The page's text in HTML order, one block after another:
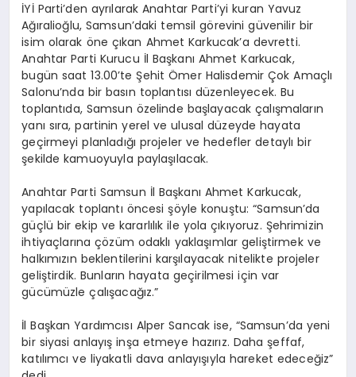
İYİ Parti’den ayrılarak Anahtar Parti’yi kuran Yavuz
Ağıralioğlu, Samsun’daki temsil görevini güvenilir bir
isim olarak öne çıkan Ahmet Karkucak’a devretti.
Anahtar Parti Kurucu İl Başkanı Ahmet Karkucak,
bugün saat 13.00’te Şehit Ömer Halisdemir Çok Amaçlı
Salonu’nda bir basın toplantısı düzenleyecek. Bu
toplantıda, Samsun özelinde başlayacak çalışmaların
yanı sıra, partinin yerel ve ulusal düzeyde hayata
geçirmeyi planladığı projeler ve hedefler detaylı bir
şekilde kamuoyuyla paylaşılacak.
Anahtar Parti Samsun İl Başkanı Ahmet Karkucak,
yapılacak toplantı öncesi şöyle konuştu: “Samsun’da
güçlü bir ekip ve kararlılık ile yola çıkıyoruz. Şehrimizin
ihtiyaçlarına çözüm odaklı yaklaşımlar geliştirmek ve
halkımızın beklentilerini karşılayacak nitelikte projeler
geliştirdik. Bunların hayata geçirilmesi için var
gücümüzle çalışacağız.”
İl Başkan Yardımcısı Alper Sancak ise, “Samsun’da yeni
bir siyasi anlayış inşa etmeye hazırız. Daha şeffaf,
katılımcı ve liyakatli dava anlayışıyla hareket edeceğiz”